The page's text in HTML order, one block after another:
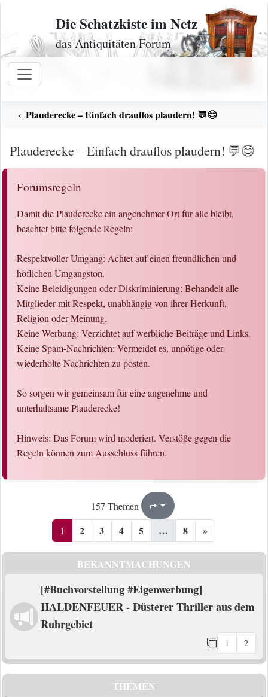
Zum Inhalt
Die Schatzkiste im Netz
das Antiquitäten Forum
Plauderecke – Einfach drauflos plaudern! 💬😊
Plauderecke – Einfach drauflos plaudern! 💬😊
Forumsregeln
Damit die Plauderecke ein angenehmer Ort für alle bleibt,
beachtet bitte folgende Regeln:
Respektvoller Umgang: Achtet auf einen freundlichen und
höflichen Umgangston.
Keine Beleidigungen oder Diskriminierung: Behandelt alle
Mitglieder mit Respekt, unabhängig von ihrer Herkunft,
Religion oder Meinung.
Keine Werbung: Verzichtet auf werbliche Beiträge und Links.
Keine Spam-Nachrichten: Vermeidet es, unnötige oder
wiederholte Nachrichten zu posten.
So sorgen wir gemeinsam für eine angenehme und
unterhaltsame Plauderecke!
Hinweis: Das Forum wird moderiert. Verstöße gegen die
Regeln können zum Ausschluss führen.
157 Themen Seite1
1 2 3 4 5 … 8 »
BEKANNTMACHUNGEN
[#Buchvorstellung #Eigenwerbung]
HALDENFEUER - Düsterer Thriller aus dem
Ruhrgebiet
1 2
THEMEN